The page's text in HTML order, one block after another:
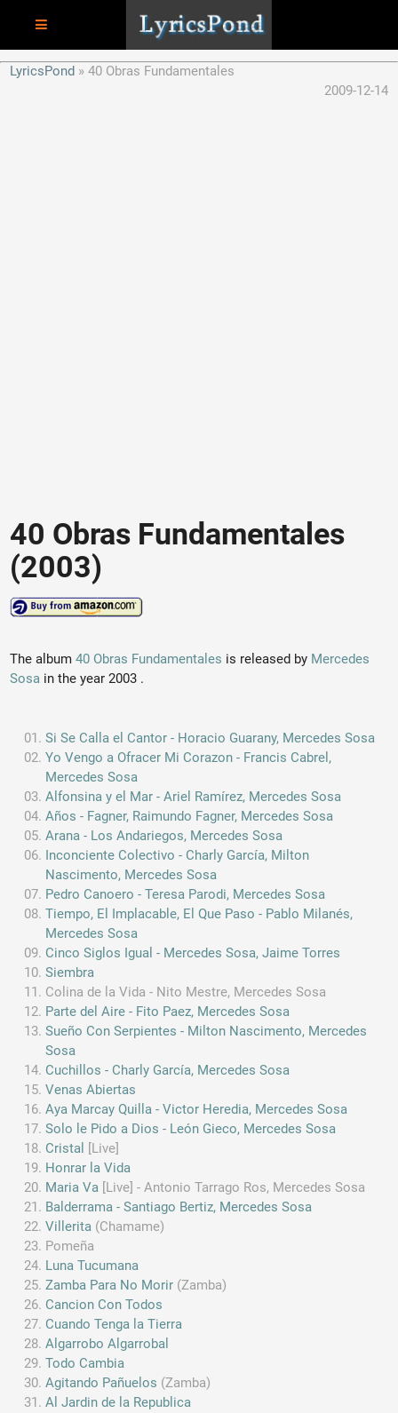
LyricsPond
40 Obras Fundamentales
2009-12-14
40 Obras Fundamentales
(2003)
The album40 Obras Fundamentales is released by Mercedes
Sosa in the year 2003 .
Si Se Calla el Cantor - Horacio Guarany, Mercedes Sosa
Yo Vengo a Ofracer Mi Corazon - Francis Cabrel,
Mercedes Sosa
Alfonsina y el Mar - Ariel Ramírez, Mercedes Sosa
Años - Fagner, Raimundo Fagner, Mercedes Sosa
Arana - Los Andariegos, Mercedes Sosa
Inconciente Colectivo - Charly García, Milton
Nascimento, Mercedes Sosa
Pedro Canoero - Teresa Parodi, Mercedes Sosa
Tiempo, El Implacable, El Que Paso - Pablo Milanés,
Mercedes Sosa
Cinco Siglos Igual - Mercedes Sosa, Jaime Torres
Siembra
Colina de la Vida - Nito Mestre, Mercedes Sosa
Parte del Aire - Fito Paez, Mercedes Sosa
Sueño Con Serpientes - Milton Nascimento, Mercedes
Sosa
Cuchillos - Charly García, Mercedes Sosa
Venas Abiertas
Aya Marcay Quilla - Victor Heredia, Mercedes Sosa
Solo le Pido a Dios - León Gieco, Mercedes Sosa
Cristal [Live]
Honrar la Vida
Maria Va [Live] - Antonio Tarrago Ros, Mercedes Sosa
Balderrama - Santiago Bertiz, Mercedes Sosa
Villerita (Chamame)
Pomeña
Luna Tucumana
Zamba Para No Morir (Zamba)
Cancion Con Todos
Cuando Tenga la Tierra
Algarrobo Algarrobal
Todo Cambia
Agitando Pañuelos (Zamba)
Al Jardin de la Republica